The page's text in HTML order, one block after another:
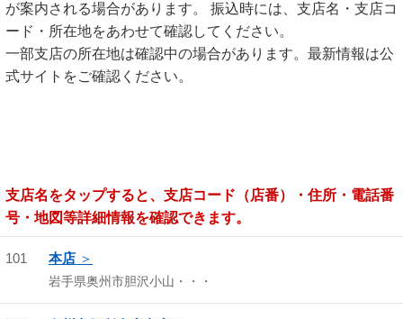
が案内される場合があります。 振込時には、支店名・支店コ
ード・所在地をあわせて確認してください。
一部支店の所在地は確認中の場合があります。最新情報は公
式サイトをご確認ください。
支店名をタップすると、支店コード（店番）・住所・電話番
号・地図等詳細情報を確認できます。
101 本店
岩手県奥州市胆沢小山・・・